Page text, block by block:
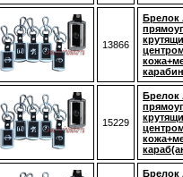
13866
Брелок
15229
Брелок
Брелок